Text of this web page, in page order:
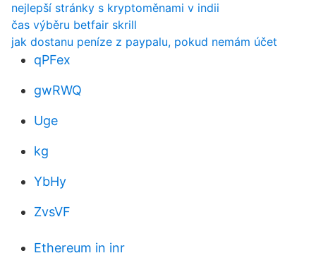
nejlepší stránky s kryptoměnami v indii
čas výběru betfair skrill
jak dostanu peníze z paypalu, pokud nemám účet
qPFex
gwRWQ
Uge
kg
YbHy
ZvsVF
Ethereum in inr